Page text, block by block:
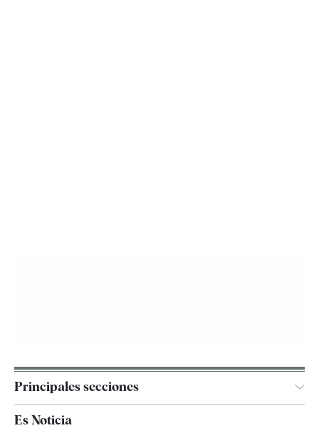
Principales secciones
España
Es Noticia